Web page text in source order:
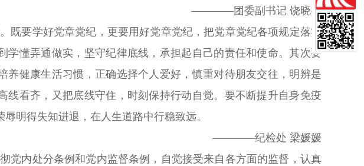
————团委副书记 饶晓雯
既要学好党章党纪，更要用好党章党纪，把党章党纪各项规定落实
学懂弄通做实，坚守纪律底线，承担起自己的责任和使命。其次要
养健康生活习惯，正确选择个人爱好，慎重对待朋友交往，明辨是
线看齐，又把底线守住，时刻保持行动自觉。要不断提升自身免疫
明得失知进退，在人生道路中行稳致远。
————纪检处 梁媛媛
党内处分条例和党内监督条例，自觉接受来自各方面的监督，认真